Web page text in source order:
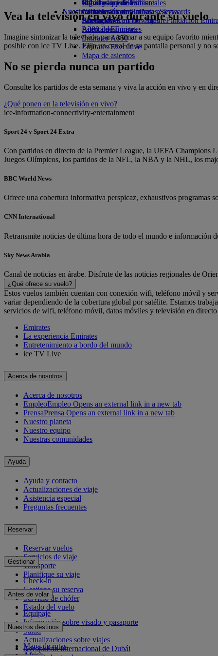
Bebidas
Nuestra flota
Boeing 777
A380 de Emirates
Emirates A350
Emirates Executive
Mapa de asientos
Juguetes infantiles
Actividades para niños
Informes medioambientales
Nuestras comunidades
Fundación Emirates AirlineFundación
Patrocinios
Calculadora de millas
Inicie sesión en Emirates Skywards
Skywards+
Móvil y app de Emirates
Cancelar o cambiar una reserva
Alteraciones en los viajes
Acerca de Emirates
Vea la televisión en vivo durante su vuelo
Imagine sintonizar la televisión para animar a su equipo favorito
posible con ice TV Live. Elija un canal de su pantalla personal y no
No se pierda nunca un partido
Consulte los partidos de esta semana y viva la acción en vivo y en
¿Qué ponen en la televisión en vivo?
ice-information-connectivity-entertainment
Sport 24 y Sport 24 Extra
Con partidos en directo de la Premier League, la UEFA Champions
Juegos Olímpicos, los partidos de la NFL, la NBA y la NHL, los
BBC World News
Ofrece una cobertura informativa perspicaz, exhaustivos programas
CNN International
Retransmite noticias de última hora de todo el mundo e información
Sky News Arabia
Canal de noticias en árabe. Disfrute de las noticias regionales de
¿Qué ofrece su vuelo?
Estos vuelos también cuentan con conexión wifi, teléfono móvil y
variar dependiendo de la cobertura global por satélite. Estamos
servicios de wifi, teléfono móvil, datos móviles y televisión en
Emirates
La experiencia Emirates
Entretenimiento a bordo del mundo
ice TV Live
Acerca de nosotros
Acerca de nosotros
EmpleoEmpleo Opens an external link in a new tab
PrensaPrensa Opens an external link in a new tab
Nuestro planeta
Nuestro equipo
Nuestras comunidades
Ayuda
Ayuda y contacto
Actualizaciones de viaje
Asistencia especial
Preguntas frecuentes
Reservar
Reservar vuelos
Servicios de viaje
Transporte
Planifique su viaje
Gestionar
Check-in
Gestione su reserva
Servicio de chófer
Estado del vuelo
Antes de volar
Equipaje
Información sobre visado y pasaporte
Salud
Actualizaciones sobre viajes
Aeropuerto Internacional de Dubái
Nuestros destinos
Mapa de rutas